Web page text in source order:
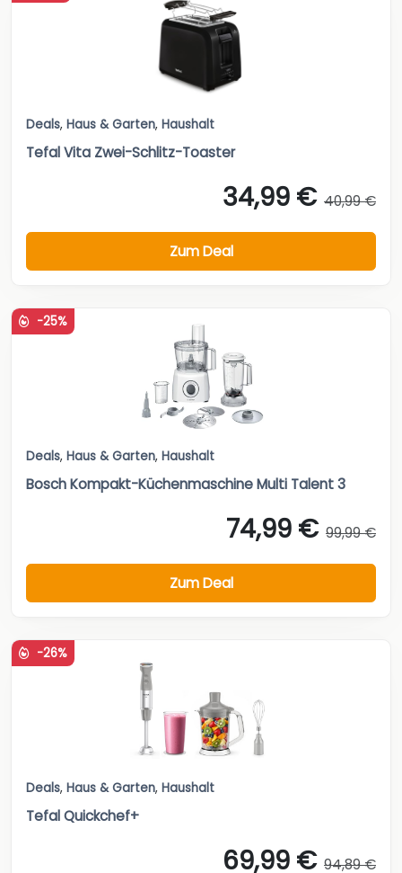
Deals, Haus & Garten, Haushalt
Tefal Vita Zwei-Schlitz-Toaster
34,99 € 40,99 €
Zum Deal
-25%
Deals, Haus & Garten, Haushalt
Bosch Kompakt-Küchenmaschine Multi Talent 3
74,99 € 99,99 €
Zum Deal
-26%
Deals, Haus & Garten, Haushalt
Tefal Quickchef+
69,99 € 94,89 €